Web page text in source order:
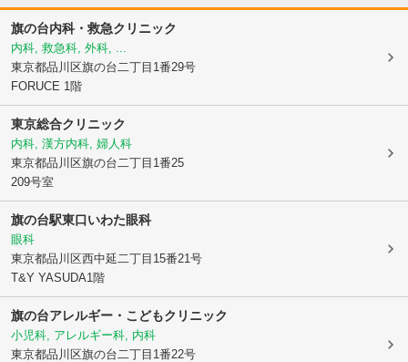
旗の台内科・救急クリニック
内科, 救急科, 外科, ...
東京都品川区旗の台二丁目1番29号
FORUCE 1階
東京総合クリニック
内科, 漢方内科, 婦人科
東京都品川区旗の台二丁目1番25
209号室
旗の台駅東口いわた眼科
眼科
東京都品川区西中延二丁目15番21号
T&Y YASUDA1階
旗の台アレルギー・こどもクリニック
小児科, アレルギー科, 内科
東京都品川区旗の台二丁目1番22号